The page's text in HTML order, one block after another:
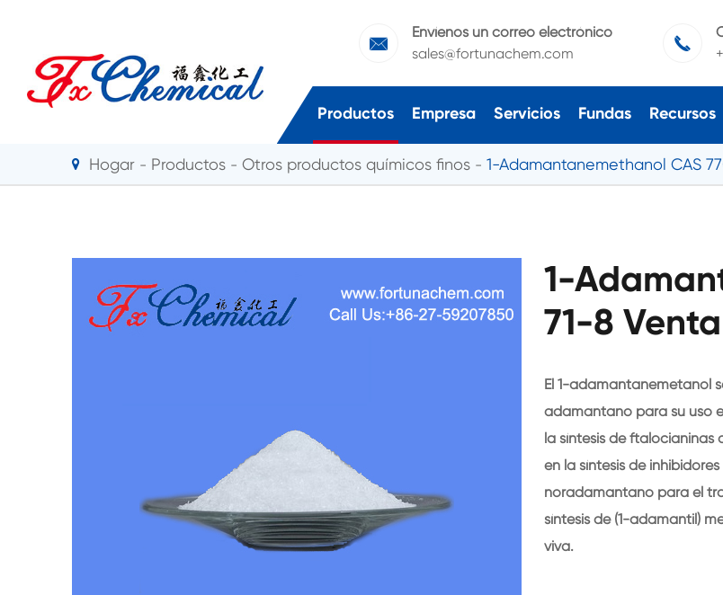

Envíenos un correo electrónico
sales@fortunachem.com

Productos Empresa Servicios Fundas Recursos
Hogar Productos Otros productos químicos finos 1-Adamantanemethanol CAS
1-
71-8
El 1-adamantanemetanol
adamantano para su uso
la síntesis de ftalocianinas
en la síntesis de
noradamantano para el
síntesis de (1-adamantil)
viva.